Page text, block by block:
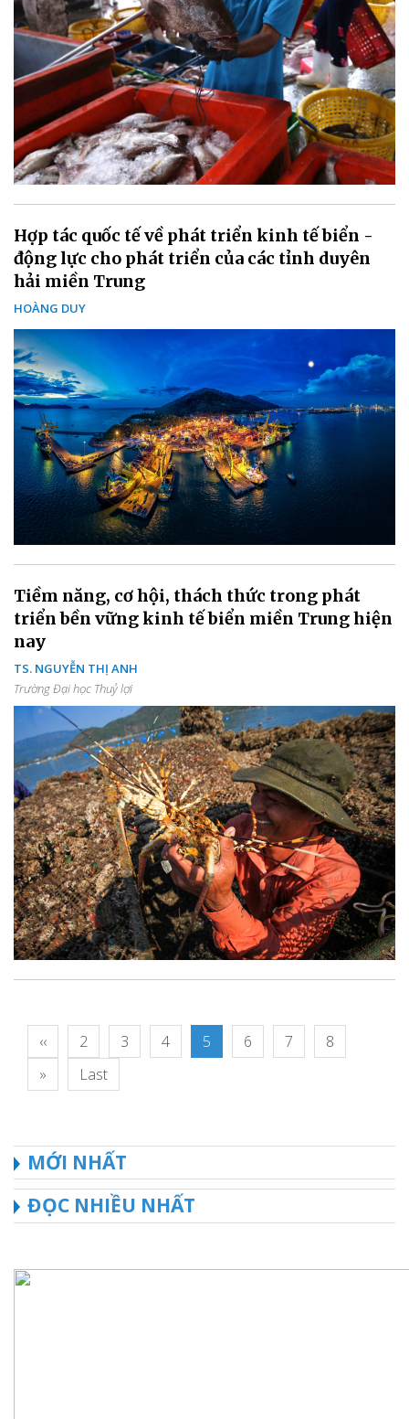
Hợp tác quốc tế về phát triển kinh tế biển -
động lực cho phát triển của các tỉnh duyên
hải miền Trung
HOÀNG DUY
Tiềm năng, cơ hội, thách thức trong phát
triển bền vững kinh tế biển miền Trung hiện
nay
TS. NGUYỄN THỊ ANH
Trường Đại học Thuỷ lợi
‹‹ 2 3 4 5 6 7
8
»
Last
MỚI NHẤT
ĐỌC NHIỀU NHẤT